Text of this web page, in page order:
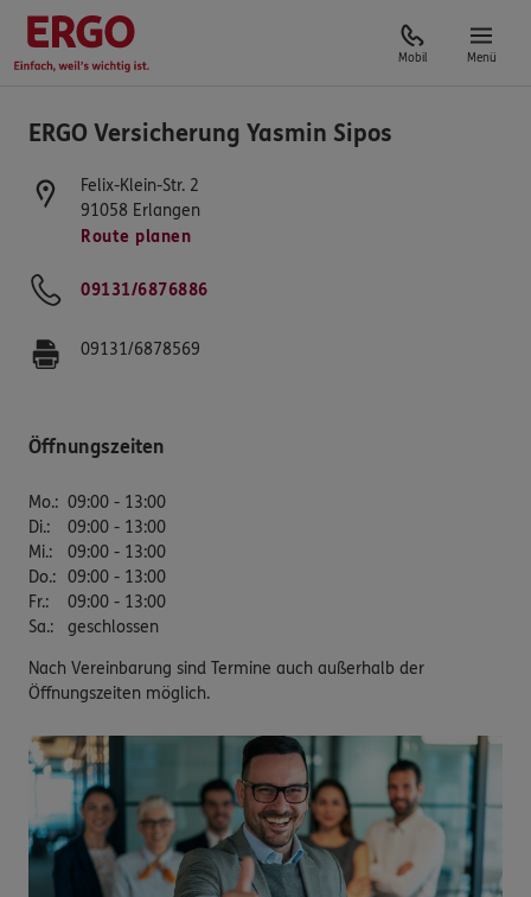
Mobil Menü
ERGO Versicherung Yasmin Sipos
Felix-Klein-Str. 2
91058 Erlangen
Route planen
09131/6876886
09131/6878569
Öffnungszeiten
Mo.: 09:00 - 13:00
Di.:
09:00 - 13:00
Mi.:
09:00 - 13:00
Do.: 09:00 - 13:00
Fr.:
09:00 - 13:00
Sa.: geschlossen
Nach Vereinbarung sind Termine auch außerhalb der
Öffnungszeiten möglich.